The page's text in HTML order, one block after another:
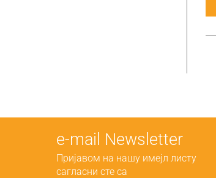
е-mail Newsletter
Пријавом на нашу имејл листу
сагласни сте са